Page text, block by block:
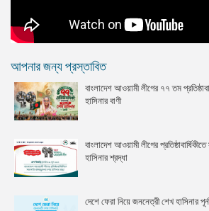
আপনার জন্য প্রস্তাবিত
বাংলাদেশ আওয়ামী লীগের ৭৭ তম
হাসিনার বাণী
বাংলাদেশ আওয়ামী লীগের
হাসিনার শ্রদ্ধা
দেশে ফেরা নিয়ে জননেত্রী শেখ হাসিনার